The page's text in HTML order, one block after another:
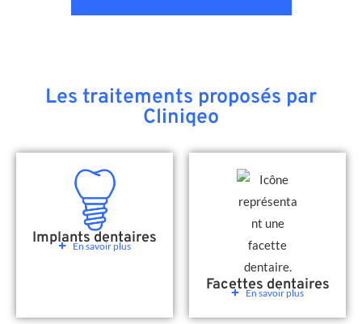
Les traitements proposés par
Cliniqeo
Implants dentaires
En savoir plus
Facettes dentaires
En savoir plus